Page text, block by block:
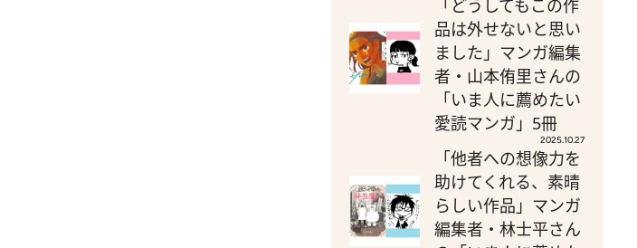
「どうしてもこの作
品は外せないと思い
ました」マンガ編集
者・山本侑里さんの
「いま人に薦めたい
愛読マンガ」5冊
2025.10.27
「他者への想像力を
助けてくれる、素晴
らしい作品」マンガ
編集者・林士平さん